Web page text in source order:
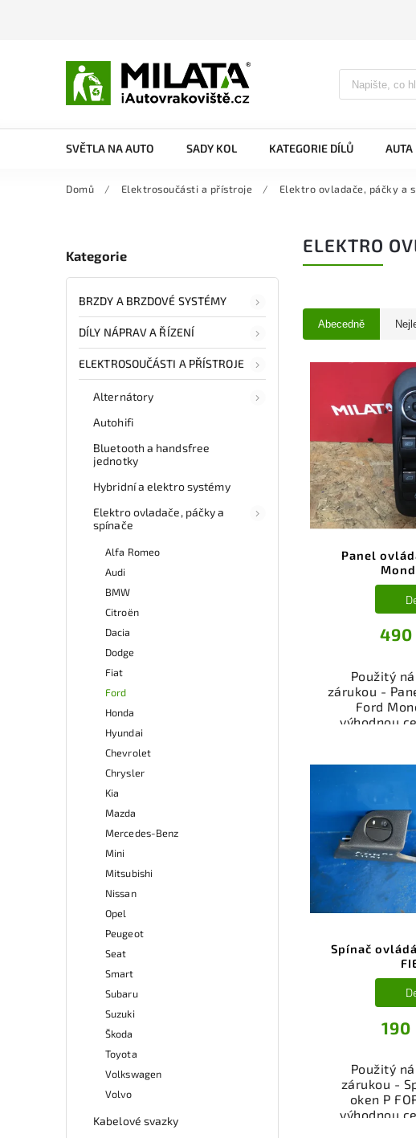
SVĚTLA NA AUTO SADY KOL KATEGORIE DÍLŮ AUTA
Domů / Elektrosoučásti a přístroje / Elektro ovladače, páčky a
Kategorie
BRZDY A BRZDOVÉ SYSTÉMY
DÍLY NÁPRAV A ŘÍZENÍ
ELEKTROSOUČÁSTI A PŘÍSTROJE
Alternátory
Autohifi
Bluetooth a handsfree
jednotky
Hybridní a elektro systémy
Elektro ovladače, páčky a
spínače
Alfa Romeo
Audi
BMW
Citroën
Dacia
Dodge
Fiat
Ford
Honda
Hyundai
Chevrolet
Chrysler
Kia
Mazda
Mercedes-Benz
Mini
Mitsubishi
Nissan
Opel
Peugeot
Seat
Smart
Subaru
Suzuki
Škoda
Toyota
Volkswagen
Volvo
Kabelové svazky
ELEKTRO
Abecedně
Panel
490
Použitý
zárukou -
Ford
výhodnou
montáži.
odběr nebo
přes e-shop.
garance
případě
Spínač
190
Použitý
zárukou -
oken P
výhodnou